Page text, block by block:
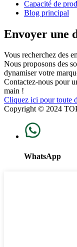
Capacité de
Blog principal
Envoyer une
Vous recherchez des
Nous proposons des
dynamiser votre
Contactez-nous pour
main !
Cliquez ici pour toute
Copyright © 2024
WhatsApp